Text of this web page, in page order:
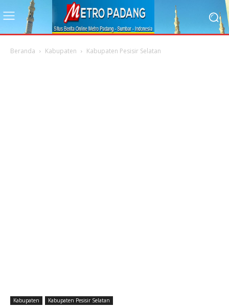
Beranda Kabupaten Kabupaten Pesisir Selatan
Kabupaten Kabupaten Pesisir Selatan